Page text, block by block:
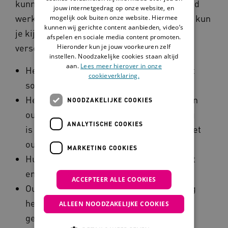
kunnen zorgen dat het binneneen gezingoed
werkt. Dit zijn succesfactoren. Op dit niveau kun
je kijken naar dingen die van invloed zijn op
verschillende aspecten.
Het sociale netwerk (aanwezigheid en het
soort hulp om mensen heen).
Het gebruiken van het sociaal netwerk van
ouders met een verstandelijke beperking
is een belangrijke factor voor succes in het
ouderschap.
Hulpverlening (werkzaamheden, kwaliteit
en hoe hij/zij zich gedraagt)
Ouders met een verstandelijke beperking
hebben goede hulp nodig om de
gezondheid en het welzijn van zichzelf en
jouw internetgedrag op onze website, en
mogelijk ook buiten onze website. Hiermee
kunnen wij gerichte content aanbieden, video’s
afspelen en sociale media content promoten.
Hieronder kun je jouw voorkeuren zelf
instellen. Noodzakelijke cookies staan altijd
aan. Lees meer hierover in onze
cookieverklaring.
NOODZAKELIJKE COOKIES
ANALYTISCHE COOKIES
MARKETING COOKIES
ACCEPTEER ALLE COOKIES
ALLEEN NOODZAKELIJKE COOKIES